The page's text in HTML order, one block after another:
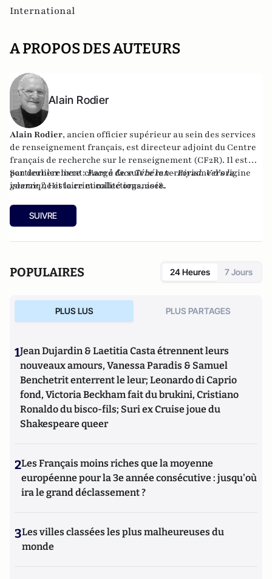
International
A PROPOS DES AUTEURS
Alain Rodier
Alain Rodier, ancien officier supérieur au sein des services
de renseignement français, est directeur adjoint du Centre
français de recherche sur le renseignement (CF2R). Il est
particulièrement chargé de suivre le terrorisme d’origine
islamique et la criminalité organisée.
Son dernier livre :Face à face Téhéran - Riyad. Vers la
guerre ?, Histoire et collections, 2018.
SUIVRE
POPULAIRES 24 Heures 7 Jours
PLUS LUS PLUS PARTAGES
1Jean Dujardin & Laetitia Casta étrennent leurs
nouveaux amours, Vanessa Paradis & Samuel
Benchetrit enterrent le leur; Leonardo di Caprio
fond, Victoria Beckham fait du brukini, Cristiano
Ronaldo du bisco-fils; Suri ex Cruise joue du
Shakespeare queer
2Les Français moins riches que la moyenne
européenne pour la 3e année consécutive : jusqu'où
ira le grand déclassement ?
3Les villes classées les plus malheureuses du
monde